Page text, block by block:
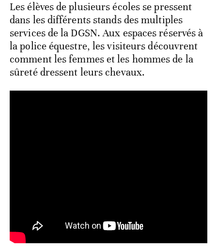
Les élèves de plusieurs écoles se pressent
dans les différents stands des multiples
services de la DGSN. Aux espaces réservés à
la police équestre, les visiteurs découvrent
comment les femmes et les hommes de la
sûreté dressent leurs chevaux.